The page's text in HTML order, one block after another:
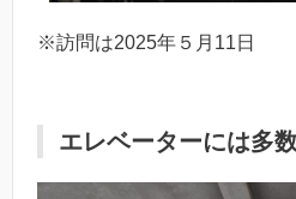
※訪問は2025年５月11日
エレベーターには多